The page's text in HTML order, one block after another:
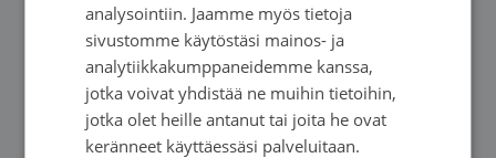
Uutiset |11.06.2026
analysointiin. Jaamme myös tietoja
sivustomme käytöstäsi mainos- ja
analytiikkakumppaneidemme kanssa,
jotka voivat yhdistää ne muihin tietoihin,
jotka olet heille antanut tai joita he ovat
keränneet käyttäessäsi palveluitaan.